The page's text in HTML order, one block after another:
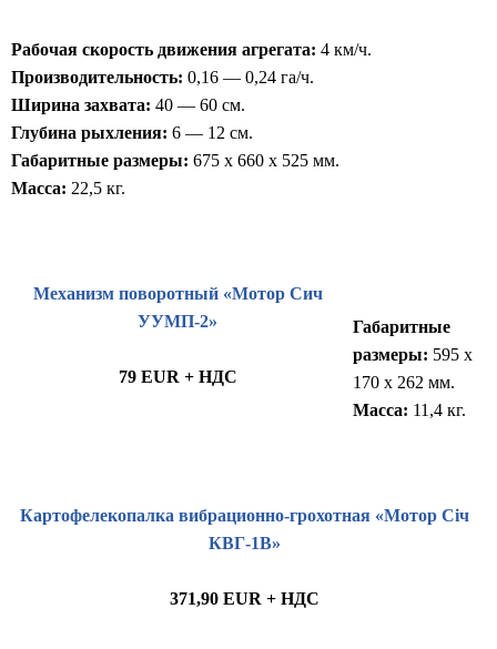
Рабочая скорость движения агрегата: 4 км/ч.
Производительность: 0,16 — 0,24 га/ч.
Ширина захвата: 40 — 60 см.
Глубина рыхления: 6 — 12 см.
Габаритные размеры: 675 x 660 x 525 мм.
Масса: 22,5 кг.
Механизм поворотный «Мотор Сич
УУМП-2»
79 EUR + НДС
Габаритные
размеры: 595 x
170 x 262 мм.
Масса: 11,4 кг.
Картофелекопалка вибрационно-грохотная «Мотор Січ
КВГ-1В»
371,90 EUR + НДС